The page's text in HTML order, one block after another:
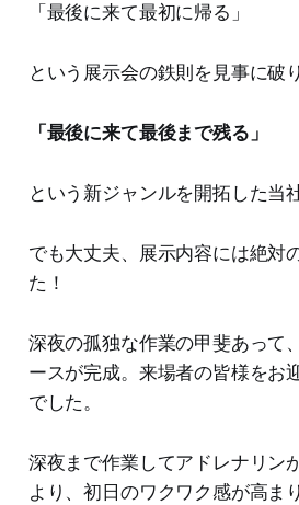
「最後に来て最初に帰る」
という展示会の鉄則を見事に破り
「最後に来て最後まで残る」
という新ジャンルを開拓した当社
でも大丈夫、展示内容には絶対
た！
深夜の孤独な作業の甲斐あって
ースが完成。来場者の皆様をお
でした。
深夜まで作業してアドレナリン
より、初日のワクワク感が高ま